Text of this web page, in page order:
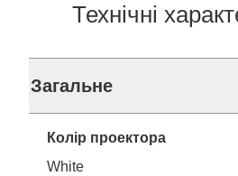
Технічні
Загальне
Колір проектора
White